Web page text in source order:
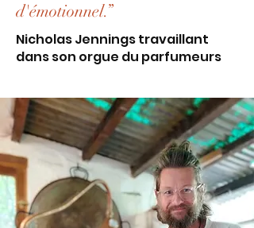
d'émotionnel.”
Nicholas Jennings travaillant
dans son orgue du parfumeurs